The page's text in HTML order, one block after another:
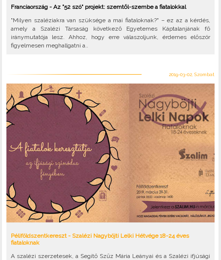
Franciaország - Az "52 szó" projekt: szemtől-szembe a fiatalokkal
"Milyen szaléziakra van szüksége a mai fiataloknak?" – ez az a kérdés,
amely a Szalézi Társaság következő Egyetemes Káptalanjának fő
iránymutatója lesz. Ahhoz, hogy erre válaszoljunk, érdemes először
figyelmesen meghallgatni a..
2019-03-02, Szombat
Péliföldszentkereszt - Szalézi Nagyböjti Lelki Hétvége 18-24 éves
fiataloknak
A szalézi szerzetesek, a Segítő Szűz Mária Leányai és a Szalézi ifjúsági